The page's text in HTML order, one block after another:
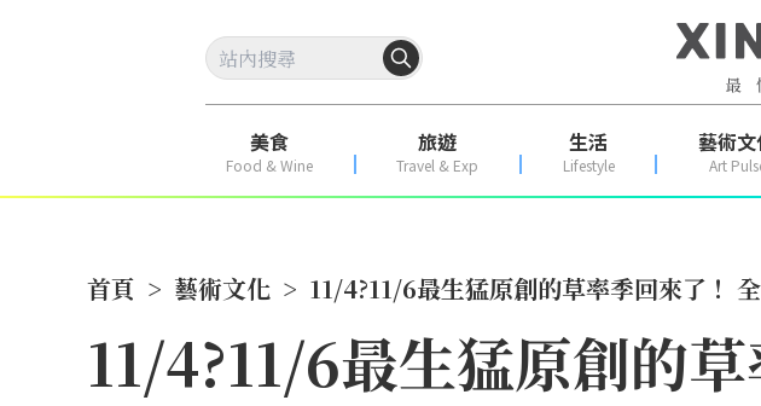
美食
Food & Wine
旅遊
Travel & Exp
生活
Lifestyle
藝術
Art
首頁 > 藝術文化 > 11/4?11/6最生猛原創的草率季回來了！
11/4?11/6最生猛原創的